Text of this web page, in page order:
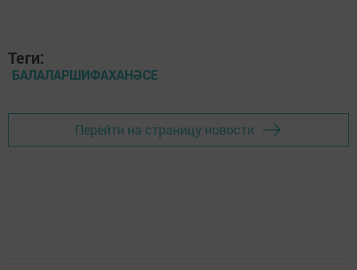
Теги:
БАЛАЛАРШИФАХАНӘСЕ
Перейти на страницу новости